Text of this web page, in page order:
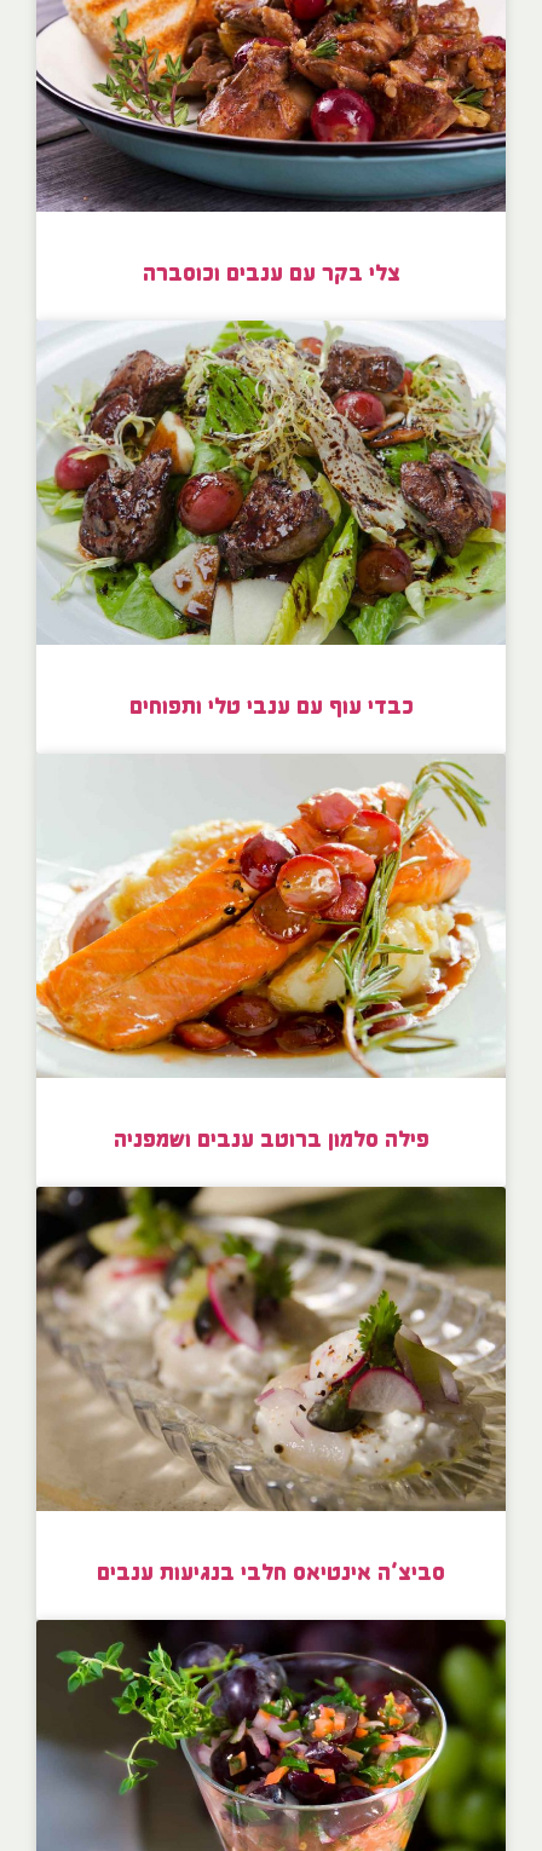
צלי בקר עם ענבים וכוסברה
כבדי עוף עם ענבי טלי ותפוחים
פילה סלמון ברוטב ענבים ושמפניה
סביצ’ה אינטיאס חלבי בנגיעות ענבים